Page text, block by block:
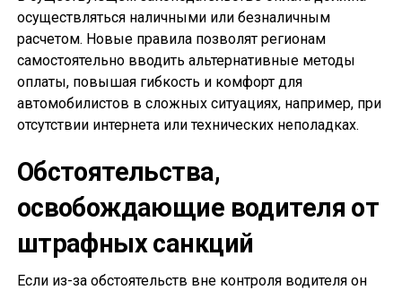
осуществляться наличными или безналичным
расчетом. Новые правила позволят регионам
самостоятельно вводить альтернативные методы
оплаты, повышая гибкость и комфорт для
автомобилистов в сложных ситуациях, например, при
отсутствии интернета или технических неполадках.
Обстоятельства,
освобождающие водителя от
штрафных санкций
Если из-за обстоятельств вне контроля водителя он